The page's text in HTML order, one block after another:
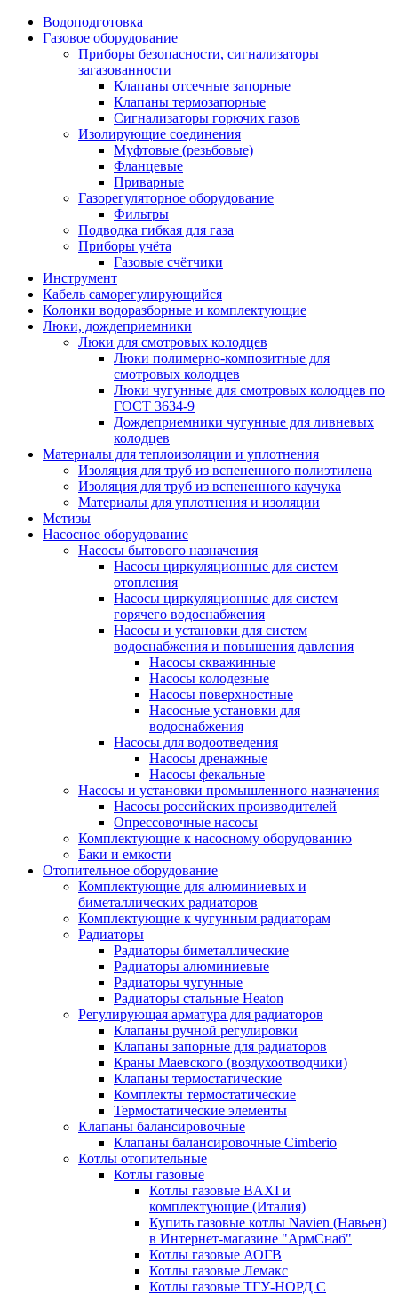
Водоподготовка
Газовое оборудование
Приборы безопасности, сигнализаторы
загазованности
Клапаны отсечные запорные
Клапаны термозапорные
Сигнализаторы горючих газов
Изолирующие соединения
Муфтовые (резьбовые)
Фланцевые
Приварные
Газорегуляторное оборудование
Фильтры
Подводка гибкая для газа
Приборы учёта
Газовые счётчики
Инструмент
Кабель саморегулирующийся
Колонки водоразборные и комплектующие
Люки, дождеприемники
Люки для смотровых колодцев
Люки полимерно-композитные для
смотровых колодцев
Люки чугунные для смотровых колодцев по
ГОСТ 3634-9
Дождеприемники чугунные для ливневых
колодцев
Материалы для теплоизоляции и уплотнения
Изоляция для труб из вспененного полиэтилена
Изоляция для труб из вспененного каучука
Материалы для уплотнения и изоляции
Метизы
Насосное оборудование
Насосы бытового назначения
Насосы циркуляционные для систем
отопления
Насосы циркуляционные для систем
горячего водоснабжения
Насосы и установки для систем
водоснабжения и повышения давления
Насосы скважинные
Насосы колодезные
Насосы поверхностные
Насосные установки для
водоснабжения
Насосы для водоотведения
Насосы дренажные
Насосы фекальные
Насосы и установки промышленного назначения
Насосы российских производителей
Опрессовочные насосы
Комплектующие к насосному оборудованию
Баки и емкости
Отопительное оборудование
Комплектующие для алюминиевых и
биметаллических радиаторов
Комплектующие к чугунным радиаторам
Радиаторы
Радиаторы биметаллические
Радиаторы алюминиевые
Радиаторы чугунные
Радиаторы стальные Heaton
Регулирующая арматура для радиаторов
Клапаны ручной регулировки
Клапаны запорные для радиаторов
Краны Маевского (воздухоотводчики)
Клапаны термостатические
Комплекты термостатические
Термостатические элементы
Клапаны балансировочные
Клапаны балансировочные Cimberio
Котлы отопительные
Котлы газовые
Котлы газовые BAXI и
комплектующие (Италия)
Купить газовые котлы Navien (Навьен)
в Интернет-магазине "АрмСнаб"
Котлы газовые АОГВ
Котлы газовые Лемакс
Котлы газовые ТГУ-НОРД С